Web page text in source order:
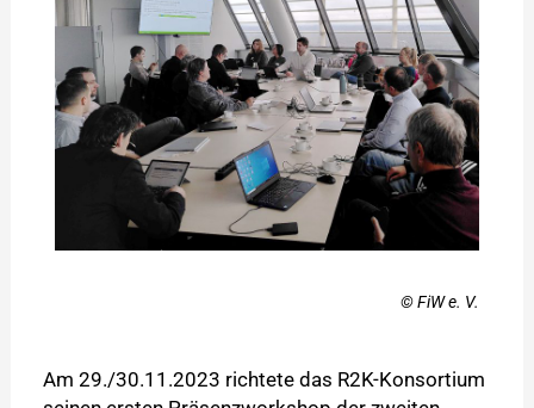
© FiW e. V.
Am 29./30.11.2023 richtete das R2K-Konsortium